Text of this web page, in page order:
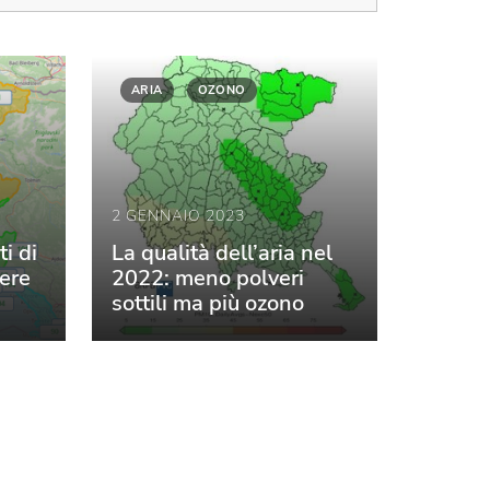
di
ARIA OZONO
2 GENNAIO 2023
La qualità dell’aria nel
2022: meno polveri
sottili ma più ozono